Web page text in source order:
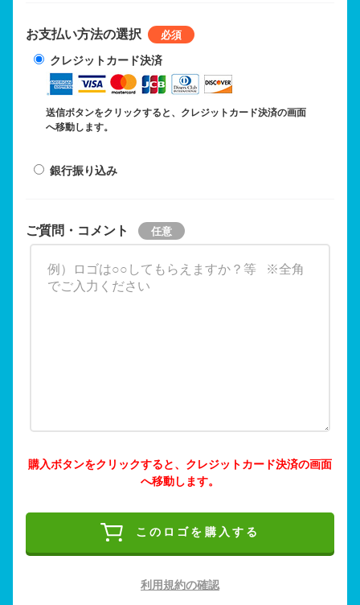
お支払い方法の選択
クレジットカード決済
送信ボタンをクリックすると、クレジットカード決済の画面
へ移動します。
銀行振り込み
ご質問・コメント
購入ボタンをクリックすると、クレジットカード決済の画面
へ移動します。
このロゴを購入する
利用規約の確認